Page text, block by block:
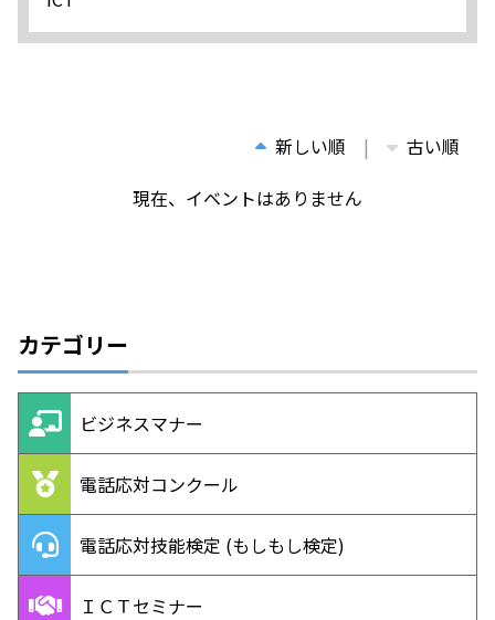
新しい順
古い順
現在、イベントはありません
カテゴリー
ビジネスマナー
電話応対コンクール
電話応対技能検定 (もしもし検定)
ＩＣＴセミナー